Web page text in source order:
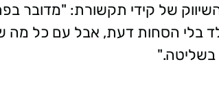
של קידי תקשורת: "מדובר
בלי הסחות דעת, אבל עם כל מה
בשליטה."